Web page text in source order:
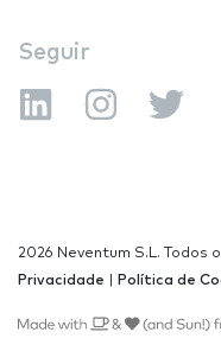
Seguir
2026 Neventum S.L. Todos
Privacidade
Política de